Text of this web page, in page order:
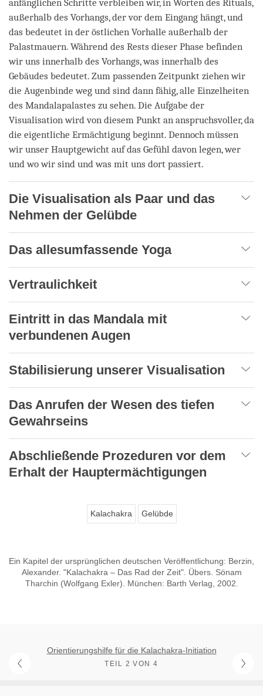
anfänglichen Schritte verbleiben wir, in Worten des Rituals,
außerhalb des Vorhangs, der vor dem Eingang hängt, und
das bedeutet in der östlichen Vorhalle außerhalb der
Palastmauern. Während des Rests dieser Phase befinden
wir uns innerhalb des Vorhangs, was innerhalb des
Gebäudes bedeutet. Zum passenden Zeitpunkt ziehen wir
die Augenbinde weg und sind dann fähig, alle Einzelheiten
des Mandalapalastes zu sehen. Die Aufgabe der
Visualisation wird von diesem Punkt an anspruchsvoller, da
die eigentliche Ermächtigung beginnt. Dennoch müssen
wir unser Hauptgewicht auf das Gefühl davon legen, wer
und wo wir sind und was mit uns dort passiert.
Die Visualisation als Paar und das
Nehmen der Gelübde
Das allesumfassende Yoga
Vertraulichkeit
Eintritt in das Mandala mit
verbundenen Augen
Stabilisierung unserer Visualisation
Das Anrufen der Wesen des tiefen
Gewahrseins
Abschließende Prozeduren vor dem
Erhalt der Hauptermächtigungen
Kalachakra Gelübde
Ein Kapitel der ursprünglichen deutschen Veröffentlichung: Berzin,
Alexander. "Kalachakra – Das Rad der Zeit". Übers. Sönam
Tharchin (Wolfgang Exler). München: Barth Verlag, 2002.
Orientierungshilfe für die Kalachakra-Initiation
TEIL 2 VON 4